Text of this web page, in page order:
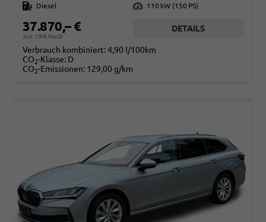
Kraftstoff
Diesel Leistung 110 kW (150 PS)
37.870,– €
incl. 19% MwSt.
DETAILS
Verbrauch kombiniert:4,90 l/100km
CO2-Klasse: D
CO2-Emissionen: 129,00 g/km